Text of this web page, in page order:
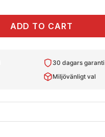
ADD TO CART
30 dagars garanti
Miljövänligt val